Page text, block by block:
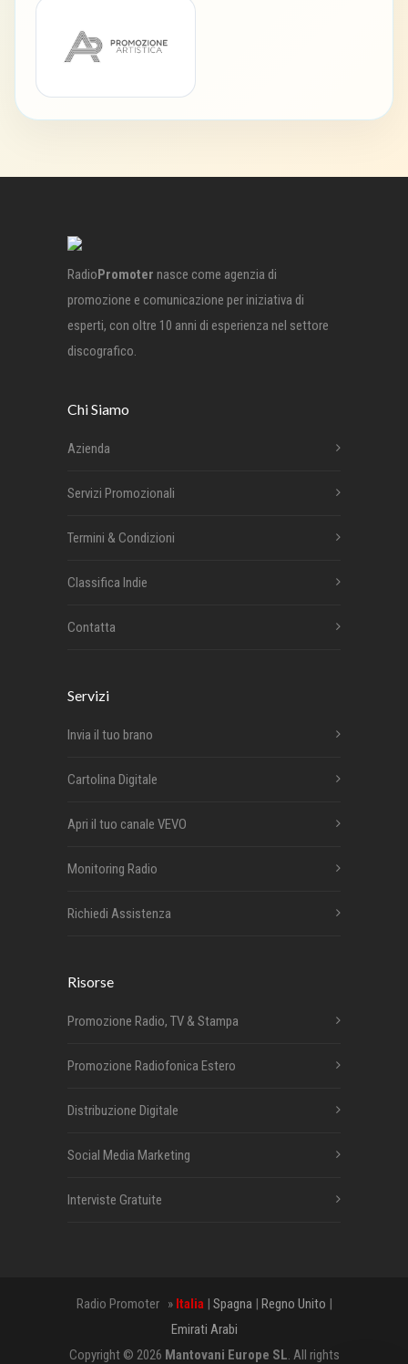
RadioPromoter nasce come agenzia di
promozione e comunicazione per iniziativa di
esperti, con oltre 10 anni di esperienza nel settore
discografico.
Chi Siamo
Azienda
Servizi Promozionali
Termini & Condizioni
Classifica Indie
Contatta
Servizi
Invia il tuo brano
Cartolina Digitale
Apri il tuo canale VEVO
Monitoring Radio
Richiedi Assistenza
Risorse
Promozione Radio, TV & Stampa
Promozione Radiofonica Estero
Distribuzione Digitale
Social Media Marketing
Interviste Gratuite
Radio Promoter » Italia| Spagna | Regno Unito |
Emirati Arabi
Copyright © 2026 Mantovani Europe SL. All rights